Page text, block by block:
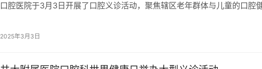
口腔医院于3月3日开展了口腔义诊活动，聚焦辖区老年群体与儿童的口腔
2025年3月3日